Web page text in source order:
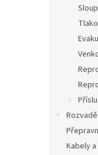
Kabely